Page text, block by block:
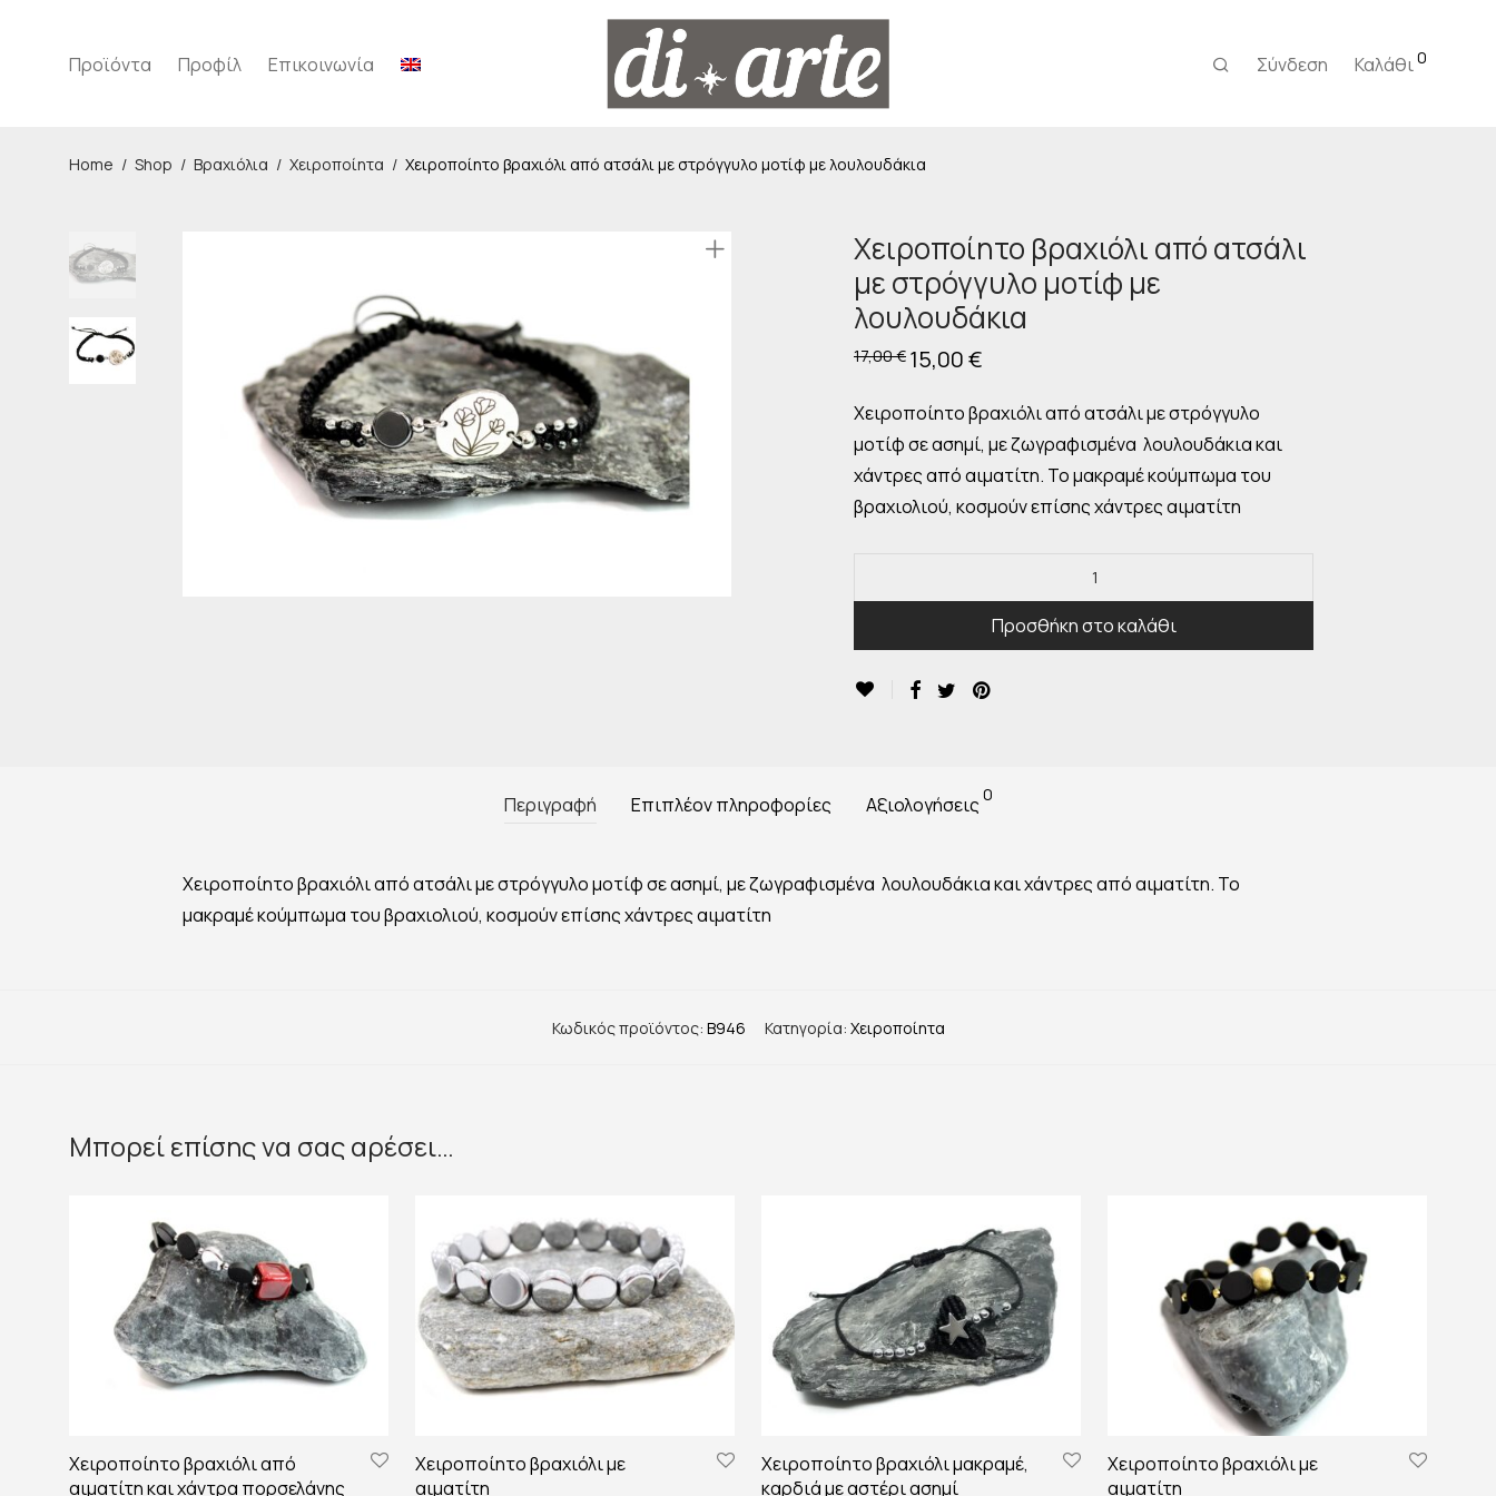
Προϊόντα Προφίλ Επικοινωνία Σύνδεση Καλάθι0
Home / Shop / Βραχιόλια / Χειροποίητα / Χειροποίητο βραχιόλι από ατσάλι με στρόγγυλο μοτίφ με λουλουδάκια
Χειροποίητο βραχιόλι από ατσάλι
με στρόγγυλο μοτίφ με
λουλουδάκια
17,00€ Original
price
17,00 €.
15,00€
είναι:
15,00 €.
Χειροποίητο βραχιόλι από ατσάλι με στρόγγυλο
μοτίφ σε ασημί, με ζωγραφισμένα λουλουδάκια και
χάντρες από αιματίτη. Το μακραμέ κούμπωμα του
βραχιολιού, κοσμούν επίσης χάντρες αιματίτη
Προσθήκη στο καλάθι
Περιγραφή Επιπλέον πληροφορίες Αξιολογήσεις 0
Χειροποίητο βραχιόλι από ατσάλι με στρόγγυλο μοτίφ σε ασημί, με ζωγραφισμένα λουλουδάκια και χάντρες από αιματίτη. Το
μακραμέ κούμπωμα του βραχιολιού, κοσμούν επίσης χάντρες αιματίτη
Κωδικός προϊόντος: B946 Κατηγορία: Χειροποίητα
Μπορεί επίσης να σας αρέσει…
Χειροποίητο βραχιόλι από
αιματίτη και χάντρα πορσελάνης
Χειροποίητο βραχιόλι με
αιματίτη
Χειροποίητο βραχιόλι μακραμέ,
καρδιά με αστέρι ασημί
Χειροποίητο βραχιόλι με
αιματίτη